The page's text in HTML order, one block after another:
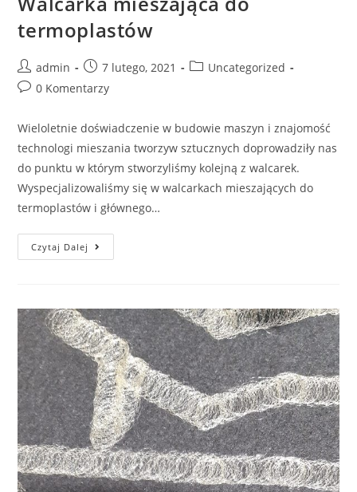
termoplastów
admin 7 lutego, 2021
Uncategorized
0 Komentarzy
Wieloletnie doświadczenie w budowie maszyn i znajomość
technologi mieszania tworzyw sztucznych doprowadziły nas
do punktu w którym stworzyliśmy kolejną z walcarek.
Wyspecjalizowaliśmy się w walcarkach mieszających do
termoplastów i głównego…
Czytaj Dalej